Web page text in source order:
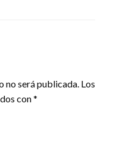
no será publicada. Los
con*